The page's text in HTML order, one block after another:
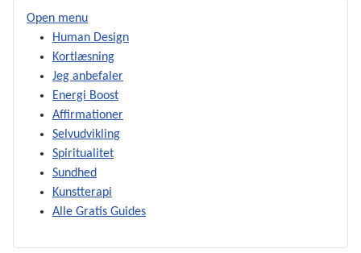
Open menu
Human Design
Kortlæsning
Jeg anbefaler
Energi Boost
Affirmationer
Selvudvikling
Spiritualitet
Sundhed
Kunstterapi
Alle Gratis Guides